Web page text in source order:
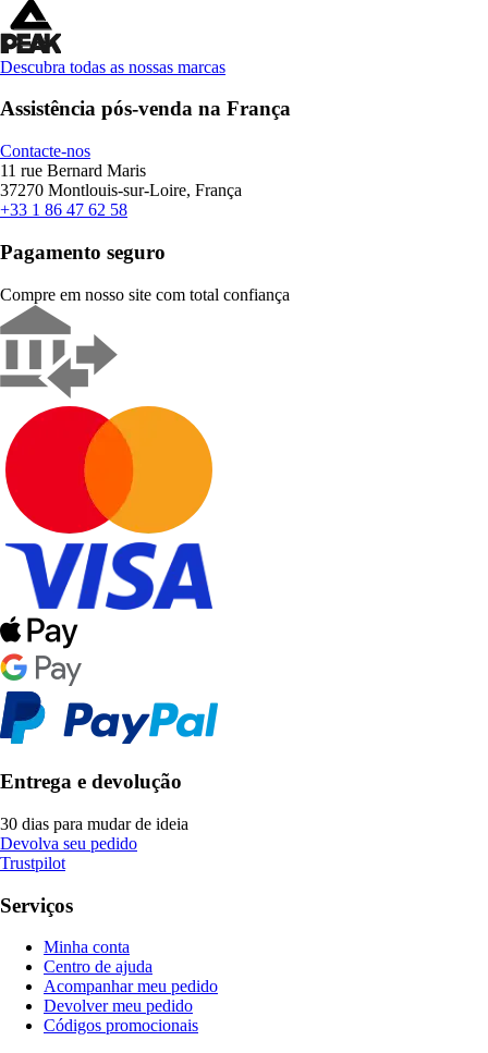
Descubra todas as nossas marcas
Assistência pós-venda na França
Contacte-nos
11 rue Bernard Maris
37270 Montlouis-sur-Loire, França
+33 1 86 47 62 58
Pagamento seguro
Compre em nosso site com total confiança
Entrega e devolução
30 dias para mudar de ideia
Devolva seu pedido
Trustpilot
Serviços
Minha conta
Centro de ajuda
Acompanhar meu pedido
Devolver meu pedido
Códigos promocionais